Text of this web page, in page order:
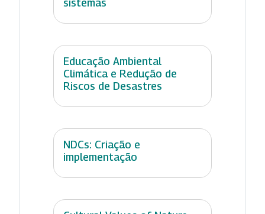
sistemas
Educação Ambiental
Climática e Redução de
Riscos de Desastres
NDCs: Criação e
implementação